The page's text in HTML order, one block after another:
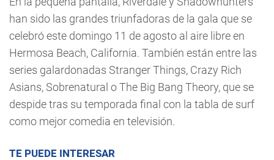
han sido las grandes triunfadoras de la gala que se
celebró este domingo 11 de agosto al aire libre en
Hermosa Beach, California. También están entre las
series galardonadas Stranger Things, Crazy Rich
Asians, Sobrenatural o The Big Bang Theory, que se
despide tras su temporada final con la tabla de surf
como mejor comedia en televisión.
TE PUEDE INTERESAR